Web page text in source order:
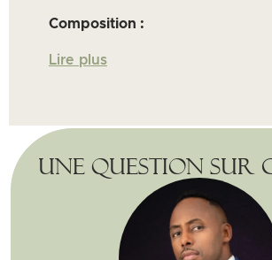
Composition :
Lire plus
Une question sur